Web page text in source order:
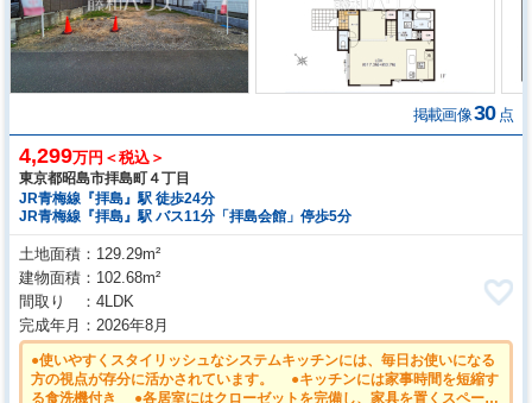
掲載画像30 点
4,299万円＜税込＞
東京都昭島市拝島町４丁目
JR青梅線『拝島』駅 徒歩24分
JR青梅線『拝島』駅 バス11分「拝島会館」停歩5分
土地面積
129.29m²
建物面積
102.68m²
間取り
4LDK
完成年月
2026年8月
●使いやすくスタイリッシュなシステムキッチンには、毎日お使いになる
方の視点が存分に活かされています。 ●キッチンには家事時間を短縮す
る食洗機付き ●各居室にはクローゼットを完備し、家具を置くスペース